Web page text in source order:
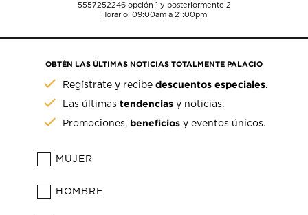
5557252246opción 1 y posteriormente 2
Horario: 09:00am a 21:00pm
OBTÉN LAS ÚLTIMAS NOTICIAS TOTALMENTE PALACIO
Regístrate y recibedescuentos especiales.
Las últimastendencias y noticias.
Promociones, beneficios y eventos únicos.
MUJER
HOMBRE